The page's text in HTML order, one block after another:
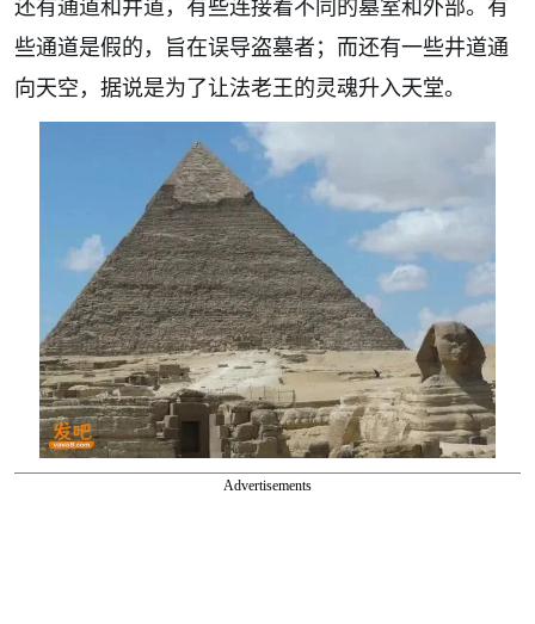
还有通道和井道，有些连接着不同的墓室和外部。有
些通道是假的，旨在误导盗墓者；而还有一些井道通
向天空，据说是为了让法老王的灵魂升入天堂。
Advertisements